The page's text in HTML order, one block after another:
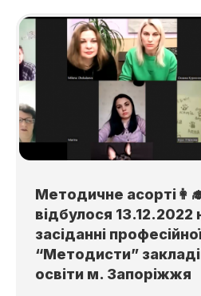
Методичне
відбулося
засіданні
“Методисти”
освіти м. Запоріжжя